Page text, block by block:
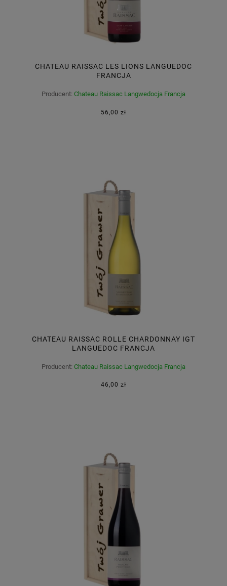
CHATEAU RAISSAC LES LIONS LANGUEDOC
FRANCJA
Producent: Chateau Raissac Langwedocja Francja
56,00 zł
CHATEAU RAISSAC ROLLE CHARDONNAY IGT
LANGUEDOC FRANCJA
Producent: Chateau Raissac Langwedocja Francja
46,00 zł